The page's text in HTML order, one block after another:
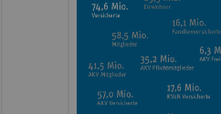
Informationen